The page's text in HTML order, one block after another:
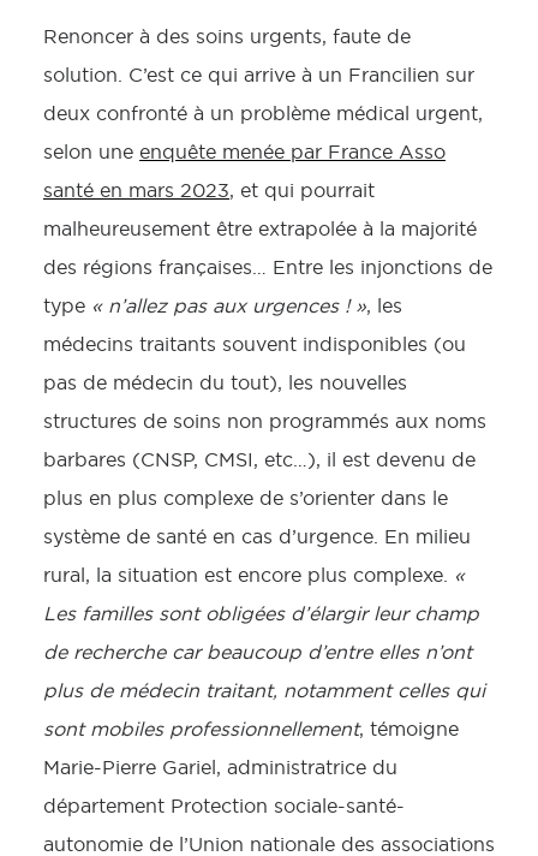
Renoncer à des soins urgents, faute de
solution. C’est ce qui arrive à un Francilien sur
deux confronté à un problème médical urgent,
selon une enquête menée par France Asso
santé en mars 2023, et qui pourrait
malheureusement être extrapolée à la majorité
des régions françaises… Entre les injonctions de
type « n’allez pas aux urgences ! », les
médecins traitants souvent indisponibles (ou
pas de médecin du tout), les nouvelles
structures de soins non programmés aux noms
barbares (CNSP, CMSI, etc…), il est devenu de
plus en plus complexe de s’orienter dans le
système de santé en cas d’urgence. En milieu
rural, la situation est encore plus complexe.
«
Les familles sont obligées d’élargir leur champ
de recherche car beaucoup d’entre elles n’ont
plus de médecin traitant, notamment celles qui
sont mobiles professionnellement, témoigne
Marie-Pierre Gariel, administratrice du
département Protection sociale-santé-
autonomie de l’Union nationale des associations